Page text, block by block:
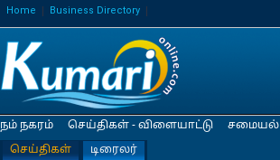
Home Business Directory
நம் நகரம் செய்திகள் - விளையாட்டு சமையல்
செய்திகள்
டிரைலர்